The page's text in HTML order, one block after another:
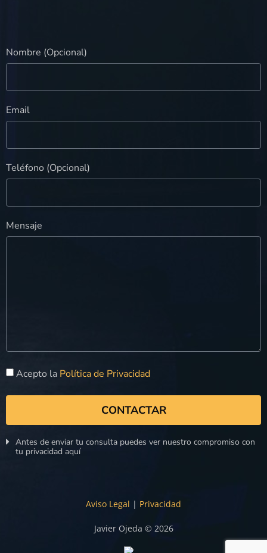
Nombre (Opcional)
Email
Teléfono (Opcional)
Mensaje
Acepto la Política de Privacidad
CONTACTAR
Antes de enviar tu consulta puedes ver nuestro compromiso con
tu privacidad aquí
Aviso Legal | Privacidad
Javier Ojeda © 2026